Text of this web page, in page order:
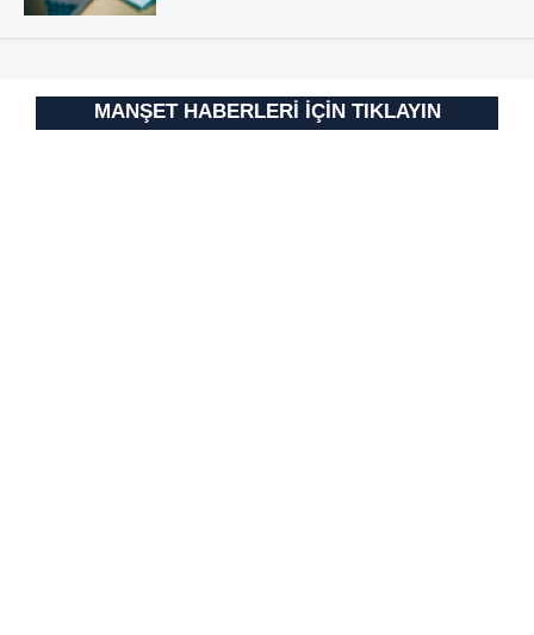
MANŞET HABERLERİ İÇİN TIKLAYIN